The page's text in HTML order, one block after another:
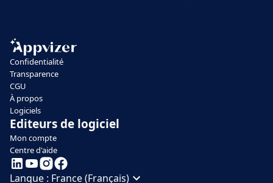
Confidentialité
Transparence
CGU
À propos
Logiciels
Editeurs de logiciel
Mon compte
Centre d'aide
Langue : France (Français)